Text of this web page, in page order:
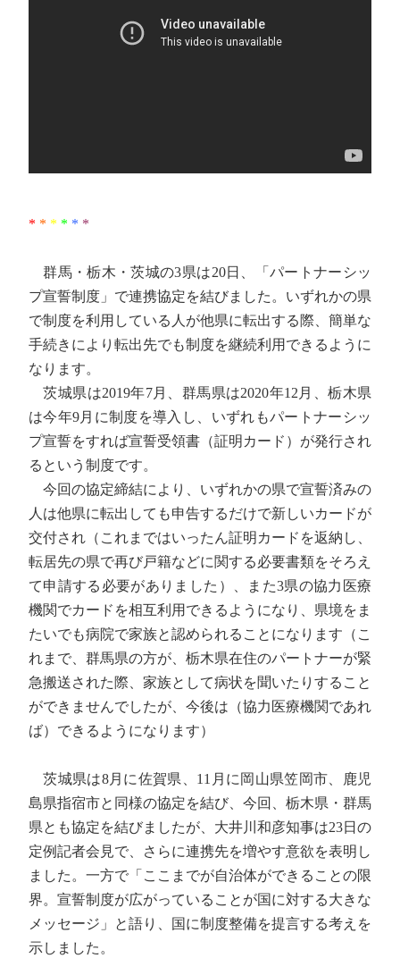
* * * * * *
群馬・栃木・茨城の3県は20日、「パートナーシッ
プ宣誓制度」で連携協定を結びました。いずれかの県
で制度を利用している人が他県に転出する際、簡単な
手続きにより転出先でも制度を継続利用できるように
なります。
茨城県は2019年7月、群馬県は2020年12月、栃木県
は今年9月に制度を導入し、いずれもパートナーシッ
プ宣誓をすれば宣誓受領書（証明カード）が発行され
るという制度です。
今回の協定締結により、いずれかの県で宣誓済みの
人は他県に転出しても申告するだけで新しいカードが
交付され（これまではいったん証明カードを返納し、
転居先の県で再び戸籍などに関する必要書類をそろえ
て申請する必要がありました）、また3県の協力医療
機関でカードを相互利用できるようになり、県境をま
たいでも病院で家族と認められることになります（こ
れまで、群馬県の方が、栃木県在住のパートナーが緊
急搬送された際、家族として病状を聞いたりすること
ができませんでしたが、今後は（協力医療機関であれ
ば）できるようになります）
茨城県は8月に佐賀県、11月に岡山県笠岡市、鹿児
島県指宿市と同様の協定を結び、今回、栃木県・群馬
県とも協定を結びましたが、大井川和彦知事は23日の
定例記者会見で、さらに連携先を増やす意欲を表明し
ました。一方で「ここまでが自治体ができることの限
界。宣誓制度が広がっていることが国に対する大きな
メッセージ」と語り、国に制度整備を提言する考えを
示しました。